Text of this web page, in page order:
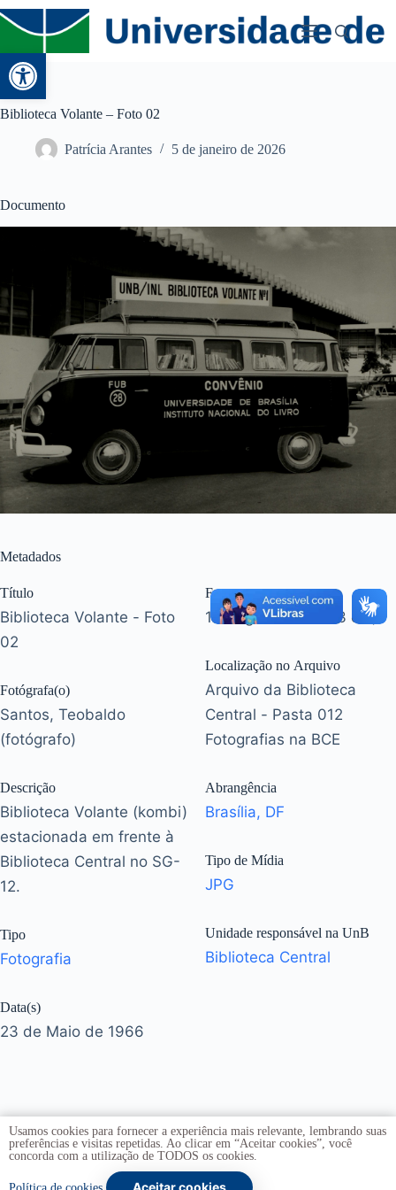
Abrir a barra de ferramentas
Biblioteca Volante – Foto 02
Patrícia Arantes 5 de janeiro de 2026
Documento
Metadados
Título
Biblioteca Volante - Foto
02
Fotógrafa(o)
Santos, Teobaldo
(fotógrafo)
Descrição
Biblioteca Volante (kombi)
estacionada em frente à
Biblioteca Central no SG-
12.
Tipo
Fotografia
Data(s)
23 de Maio de 1966
Formato
1 fotografia (17 x 23 cm)
Localização no Arquivo
Arquivo da Biblioteca
Central - Pasta 012
Fotografias na BCE
Abrangência
Brasília, DF
Tipo de Mídia
JPG
Unidade responsável na UnB
Biblioteca Central
Usamos cookies para fornecer a experiência mais relevante, lembrando suas
preferências e visitas repetidas. Ao clicar em “Aceitar cookies”, você
concorda com a utilização de TODOS os cookies.
Aceitar cookies